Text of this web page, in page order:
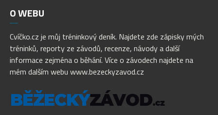
OWEBU
Cvíčko.cz je můj tréninkový deník. Najdete zde zápisky mých
tréninků, reporty ze závodů, recenze, návody a další
informace zejména o běhání. Více o závodech najdete na
mém dalším webu www.bezeckyzavod.cz